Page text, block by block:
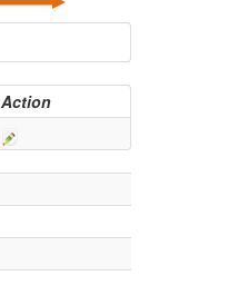
Action